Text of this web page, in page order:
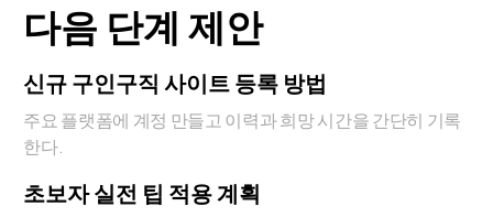
다음 단계 제안
신규 구인구직 사이트 등록 방법
주요 플랫폼에 계정 만들고 이력과 희망 시간을 간단히 기록
한다.
초보자 실전 팁 적용 계획